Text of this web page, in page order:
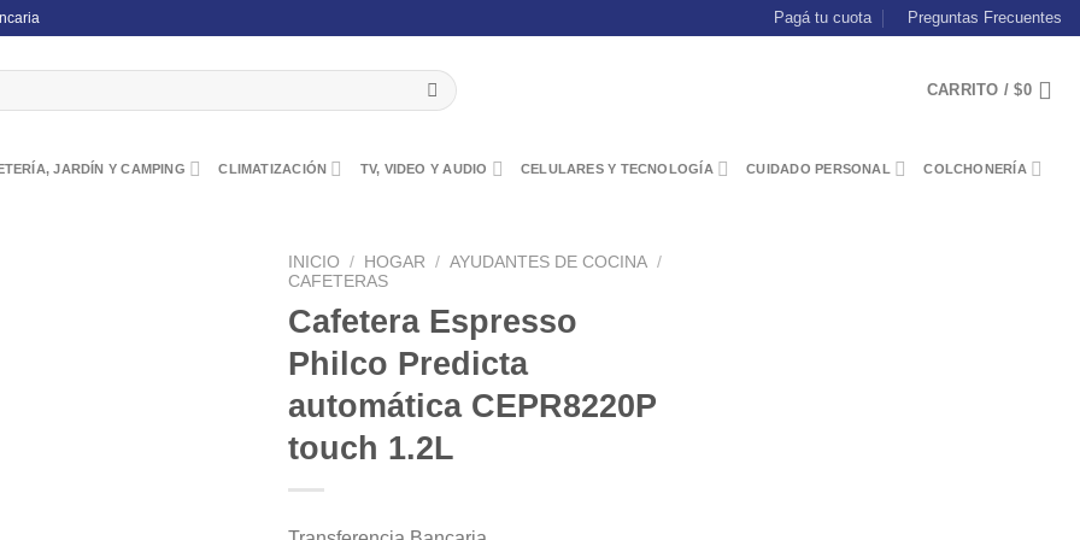
Pagá tu cuota Preguntas Frecuentes
CARRITO /$0
JARDÍN Y CAMPING CLIMATIZACIÓN TV, VIDEO Y AUDIO CELULARES Y TECNOLOGÍA CUIDADO PERSONAL COLCHONERÍA
INICIO / HOGAR / AYUDANTES DE COCINA /
CAFETERAS
Cafetera Espresso
Philco Predicta
automática CEPR8220P
touch 1.2L